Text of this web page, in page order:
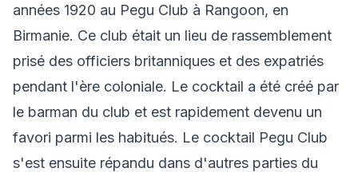
années 1920 au Pegu Club à Rangoon, en
Birmanie. Ce club était un lieu de rassemblement
prisé des officiers britanniques et des expatriés
pendant l'ère coloniale. Le cocktail a été créé par
le barman du club et est rapidement devenu un
favori parmi les habitués. Le cocktail Pegu Club
s'est ensuite répandu dans d'autres parties du